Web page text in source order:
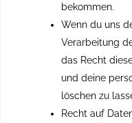
bekommen.
Wenn du uns
Verarbeitung
das Recht
und deine
löschen zu
Recht auf